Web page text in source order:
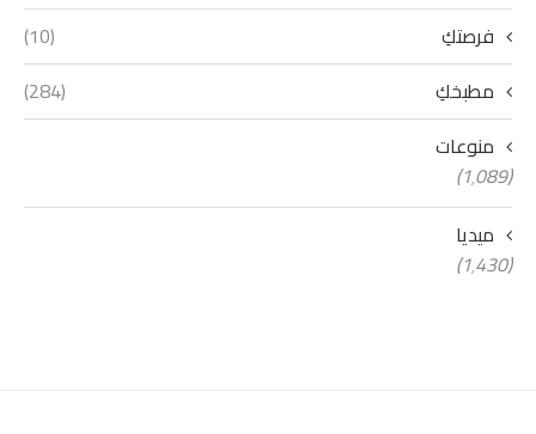
فرصتكِ
(10)
مطبخكِ
(284)
منوعات
(1٬089)
ميديا
(1٬430)